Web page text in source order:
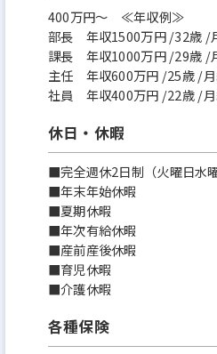
400万円〜 ≪年収例≫
部長 年収1500万円 /32歳 /
課長 年収1000万円 /29歳 /
主任 年収600万円 /25歳 /
社員 年収400万円 /22歳 /⽉
休日・休暇
■完全週休2日制（火曜日水曜
■年末年始休暇
■夏期休暇
■年次有給休暇
■産前産後休暇
■育児休暇
■介護休暇
各種保険